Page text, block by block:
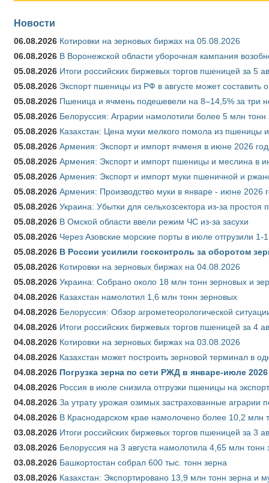
Новости
06.08.2026 Котировки на зерновых биржах на 05.08.2026
06.08.2026 В Воронежской области уборочная кампания
05.08.2026 Итоги российских биржевых торгов пшеницей за 5
05.08.2026 Экспорт пшеницы из РФ в августе может составить
05.08.2026 Пшеница и ячмень подешевели на 8–14,5% за три
05.08.2026 Белоруссия: Аграрии намолотили более 5 млн тонн
05.08.2026 Казахстан: Цена муки мелкого помола из пшеницы
05.08.2026 Армения: Экспорт и импорт ячменя в июне 2026
05.08.2026 Армения: Экспорт и импорт пшеницы и меслина в
05.08.2026 Армения: Экспорт и импорт муки пшеничной и
05.08.2026 Армения: Производство муки в январе - июне 2026
05.08.2026 Украина: Убытки для сельхозсектора из-за простоя
05.08.2026 В Омской области ввели режим ЧС из-за засухи
05.08.2026 Через Азовские морские порты в июле отгрузили
05.08.2026 В России усилили госконтроль за оборотом
05.08.2026 Котировки на зерновых биржах на 04.08.2026
05.08.2026 Украина: Собрано около 18 млн тонн зерновых и
04.08.2026 Казахстан намолотил 1,6 млн тонн зерновых
04.08.2026 Белоруссия: Обзор агрометеорологической
04.08.2026 Итоги российских биржевых торгов пшеницей за 4
04.08.2026 Котировки на зерновых биржах на 03.08.2026
04.08.2026 Казахстан может построить зерновой терминал в
04.08.2026 Погрузка зерна по сети РЖД в январе-июле
04.08.2026 Россия в июле снизила отгрузки пшеницы на
04.08.2026 За утрату урожая озимых застрахованные аграрии
04.08.2026 В Краснодарском крае намолочено более 10,2 млн
03.08.2026 Итоги российских биржевых торгов пшеницей за 3
03.08.2026 Белоруссия на 3 августа намолотила 4,65 млн тонн
03.08.2026 Башкортостан собрал 600 тыс. тонн зерна
03.08.2026 Казахстан: Экспортировано 13,9 млн тонн зерна и